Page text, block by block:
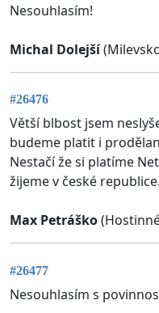
Nesouhlasím!
Michal Dolejší
#26476
Větší blbost jsem
budeme platit i
Nestačí že si platíme
žijeme v české republice.
Max Petráško
#26477
Nesouhlasím s